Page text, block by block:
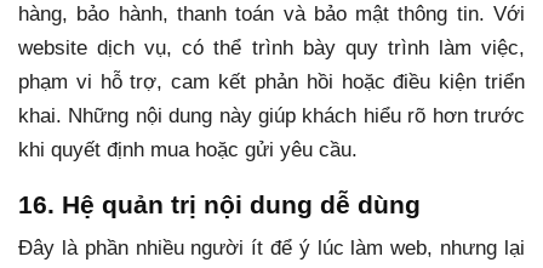
hàng, bảo hành, thanh toán và bảo mật thông tin. Với
website dịch vụ, có thể trình bày quy trình làm việc,
phạm vi hỗ trợ, cam kết phản hồi hoặc điều kiện triển
khai. Những nội dung này giúp khách hiểu rõ hơn trước
khi quyết định mua hoặc gửi yêu cầu.
16. Hệ quản trị nội dung dễ dùng
Đây là phần nhiều người ít để ý lúc làm web, nhưng lại